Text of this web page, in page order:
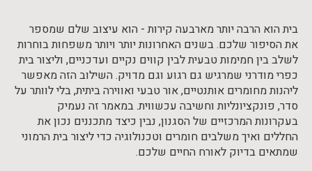
בית הוא הרבה יותר מארבעה קירות - הוא עיצוב שלם שמספר
את הסיפור שלכם. בשנים האחרונות יותר ויותר משפחות בוחרות
לשלב בין חמימות טבעית לבין קווים נקיים ועדכניים, וליצור בית
כפרי מודרני שמרגיש גם רגוע וגם מדויק. השילוב הזה מאפשר
ליהנות מחומרים אותנטיים, אור טבעי ואווירה ביתית, בלי לוותר על
סדר, פונקציונליות וחשיבה עכשווית. במאמר זה נעמיק
בעקרונות המרכזיים של הסגנון, נבין כיצד מתכננים נכון את
החללים ואיך משלבים חומרים וטכנולוגיה כדי ליצור בית הרמוני
שמתאים בדיוק לאורח החיים שלכם.